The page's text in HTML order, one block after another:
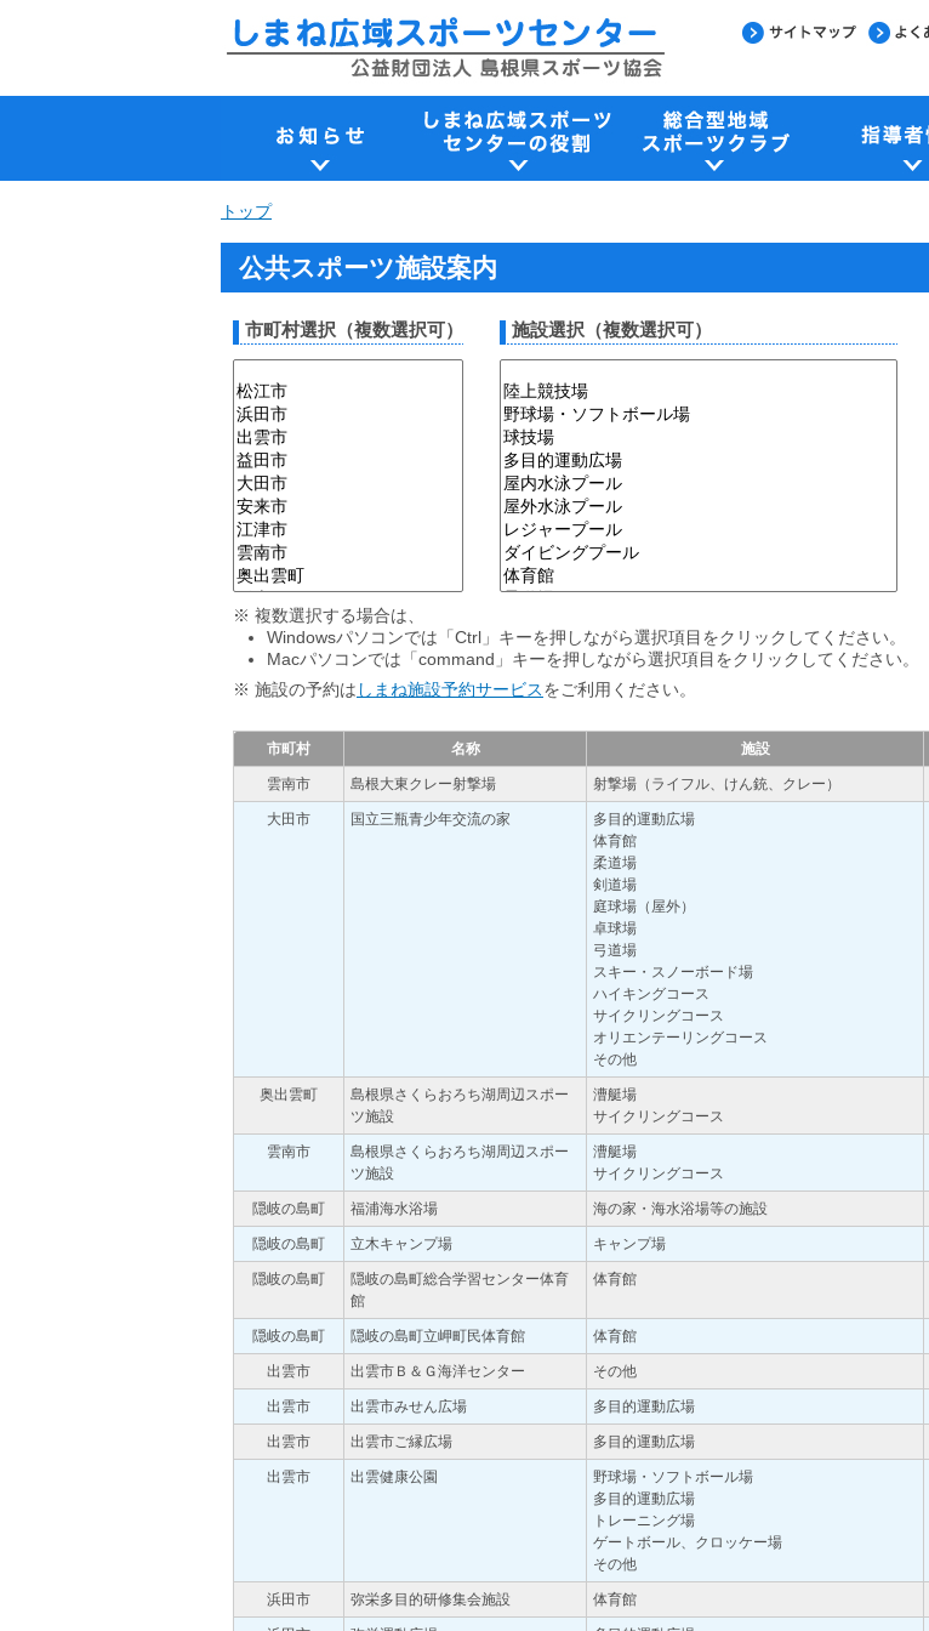
現
トップ
公共スポーツ施設案内
市町村選択（複数選択可） 施設選択（複数選択可）
※ 複数選択する場合は、
Windowsパソコンでは「Ctrl」キーを押しながら選択項目をクリックしてください。
Macパソコンでは「command」キーを押しながら選択項目をクリックしてください。
※ 施設の予約は しまね施設予約サービスをご利用ください。
市町村 名称 施設
雲南市 島根大東クレー射撃場 射撃場（ライフル、けん銃、クレー）
大田市 国立三瓶青少年交流の家
多目的運動広場
体育館
柔道場
剣道場
庭球場（屋外）
卓球場
弓道場
スキー・スノーボード場
ハイキングコース
サイクリングコース
オリエンテーリングコース
その他
奥出雲町
島根県さくらおろち湖周辺スポー
ツ施設
漕艇場
サイクリングコース
雲南市
島根県さくらおろち湖周辺スポー
ツ施設
漕艇場
サイクリングコース
隠岐の島町 福浦海水浴場 海の家・海水浴場等の施設
隠岐の島町 立木キャンプ場 キャンプ場
隠岐の島町
隠岐の島町総合学習センター体育
館
体育館
隠岐の島町 隠岐の島町立岬町民体育館 体育館
出雲市 出雲市Ｂ＆Ｇ海洋センター その他
出雲市 出雲市みせん広場 多目的運動広場
出雲市 出雲市ご縁広場 多目的運動広場
出雲市 出雲健康公園
野球場・ソフトボール場
多目的運動広場
トレーニング場
ゲートボール、クロッケー場
その他
浜田市 弥栄多目的研修集会施設 体育館